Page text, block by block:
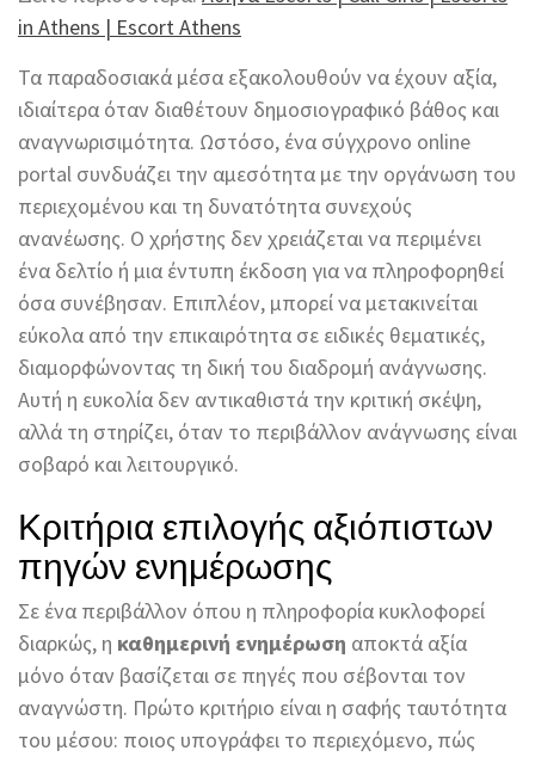
in Athens | Escort Athens
Τα παραδοσιακά μέσα εξακολουθούν να έχουν αξία,
ιδιαίτερα όταν διαθέτουν δημοσιογραφικό βάθος και
αναγνωρισιμότητα. Ωστόσο, ένα σύγχρονο online
portal συνδυάζει την αμεσότητα με την οργάνωση του
περιεχομένου και τη δυνατότητα συνεχούς
ανανέωσης. Ο χρήστης δεν χρειάζεται να περιμένει
ένα δελτίο ή μια έντυπη έκδοση για να πληροφορηθεί
όσα συνέβησαν. Επιπλέον, μπορεί να μετακινείται
εύκολα από την επικαιρότητα σε ειδικές θεματικές,
διαμορφώνοντας τη δική του διαδρομή ανάγνωσης.
Αυτή η ευκολία δεν αντικαθιστά την κριτική σκέψη,
αλλά τη στηρίζει, όταν το περιβάλλον ανάγνωσης είναι
σοβαρό και λειτουργικό.
Κριτήρια επιλογής αξιόπιστων
πηγών ενημέρωσης
Σε ένα περιβάλλον όπου η πληροφορία κυκλοφορεί
διαρκώς, η καθημερινή ενημέρωση αποκτά αξία
μόνο όταν βασίζεται σε πηγές που σέβονται τον
αναγνώστη. Πρώτο κριτήριο είναι η σαφής ταυτότητα
του μέσου: ποιος υπογράφει το περιεχόμενο, πώς